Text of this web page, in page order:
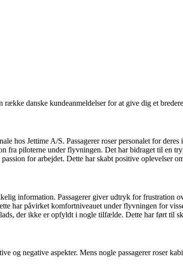
danske kundeanmeldelser for at give dig et
hos Jettime A/S. Passagerer roser personalet for deres
fra piloterne under flyvningen. Det har bidraget til en
for arbejdet. Dette har skabt positive oplevelser
information. Passagerer giver udtryk for frustration
har påvirket komfortniveauet under flyvningen for
der ikke er opfyldt i nogle tilfælde. Dette har ført til
og negative aspekter. Mens nogle passagerer roser